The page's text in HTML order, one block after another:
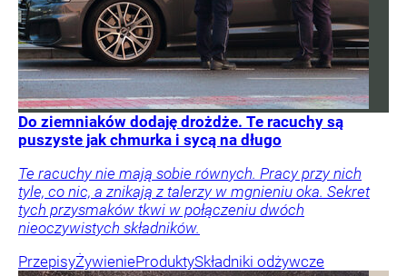
Do ziemniaków dodaję drożdże. Te racuchy są
puszyste jak chmurka i sycą na długo
Te racuchy nie mają sobie równych. Pracy przy nich
tyle, co nic, a znikają z talerzy w mgnieniu oka. Sekret
tych przysmaków tkwi w połączeniu dwóch
nieoczywistych składników.
PrzepisyŻywienieProduktySkładniki odżywcze